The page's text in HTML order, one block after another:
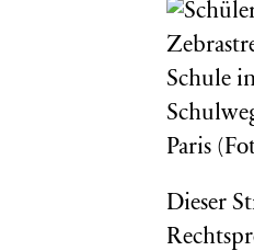
Paris
Dieser